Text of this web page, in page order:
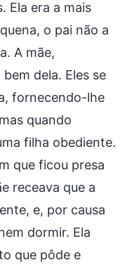
Ela era a mais
o pai não a
A mãe,
dela. Eles se
fornecendo-lhe
quando
filha obediente.
que ficou presa
receava que a
e, por causa
dormir. Ela
que pôde e